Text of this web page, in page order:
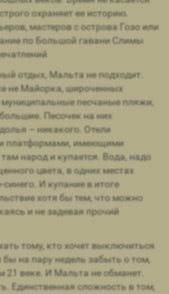
охраняет ее историю.
мастеров с острова Гозо или
по Большой гавани Слимы
отдых, Мальта не подходит.
не Майорка, широченных
песчаные пляжи,
Песочек на них
– никакого. Отели
платформами, имеющими
народ и купается. Вода, надо
цвета, в одних местах
И купание в итоге
хотя бы тем, что можно
и не задевая прочий
тому, кто хочет выключиться
на пару недель забыть о том,
веке. И Мальта не обманет.
Единственная сложность в том,